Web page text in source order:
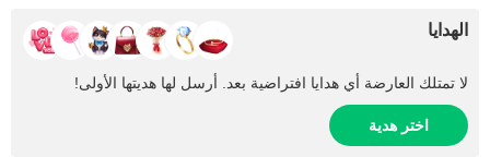
الهدايا
لا تمتلك العارضة أي هدايا افتراضية بعد. أرسل لها هديتها الأولى!
اختر هدية